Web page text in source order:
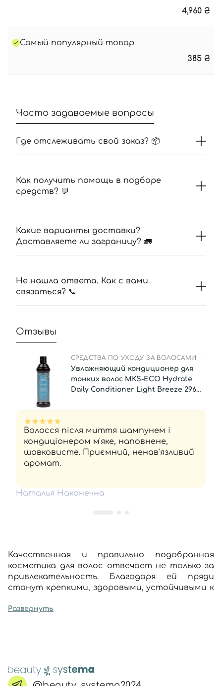
4,960 ₴
Самый популярный товар
385 ₴
Часто задаваемые вопросы
Где отслеживать свой заказ? 📦
Как получить помощь в подборе
средств? 💬
Какие варианты доставки?
Доставляете ли заграницу? 🚛
Не нашла ответа. Как с вами
связаться? 📞
Отзывы
СРЕДСТВА ПО УХОДУ ЗА ВОЛОСАМИ
Увлажняющий кондиционер для
тонких волос MKS-ECO Hydrate
Daily Conditioner Light Breeze 296
Волосся після миття шампунем і
кондиціонером м'яке, наповнене,
шовковисте. Приємний, ненав'язливий
аромат.
Наталья Наконечна
Качественная и правильно подобранная
косметика для волос отвечает не только за
привлекательность. Благодаря ей пряди
станут крепкими, здоровыми, устойчивыми к
ультрафиолета, других негативных
На нашем сайте – только оригинальные
товары от производителей из Бразилии,
Развернуть